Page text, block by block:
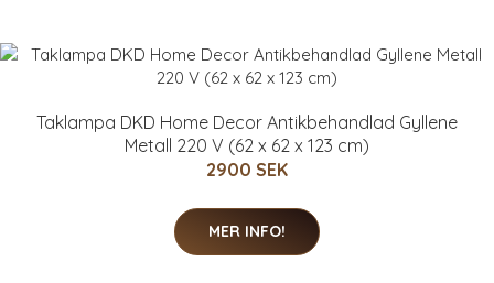
Taklampa DKD Home Decor Antikbehandlad Gyllene
Metall 220 V (62 x 62 x 123 cm)
2900 SEK
MER INFO!